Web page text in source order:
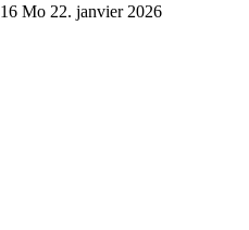
16 Mo 22. janvier 2026